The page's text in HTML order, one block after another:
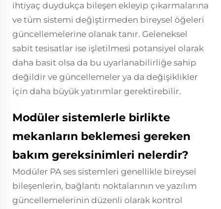
ihtiyaç duydukça bileşen ekleyip çıkarmalarına
ve tüm sistemi değiştirmeden bireysel öğeleri
güncellemelerine olanak tanır. Geleneksel
sabit tesisatlar ise işletilmesi potansiyel olarak
daha basit olsa da bu uyarlanabilirliğe sahip
değildir ve güncellemeler ya da değişiklikler
için daha büyük yatırımlar gerektirebilir.
Modüler sistemlerle birlikte
mekanların beklemesi gereken
bakım gereksinimleri nelerdir?
Modüler PA ses sistemleri genellikle bireysel
bileşenlerin, bağlantı noktalarının ve yazılım
güncellemelerinin düzenli olarak kontrol